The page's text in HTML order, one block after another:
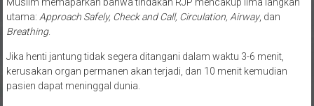
utama: Approach Safely, Check and Call, Circulation, Airway, dan
Breathing.
Jika henti jantung tidak segera ditangani dalam waktu 3-6 menit,
kerusakan organ permanen akan terjadi, dan 10 menit kemudian
pasien dapat meninggal dunia.